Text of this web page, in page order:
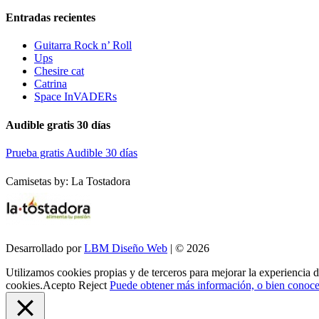
Entradas recientes
Guitarra Rock n’ Roll
Ups
Chesire cat
Catrina
Space InVADERs
Audible gratis 30 días
Prueba gratis Audible 30 días
Camisetas by: La Tostadora
Desarrollado porLBM Diseño Web | © 2026
Utilizamos cookies propias y de terceros para mejorar la
cookies.Acepto Reject Puede obtener más información, o bien